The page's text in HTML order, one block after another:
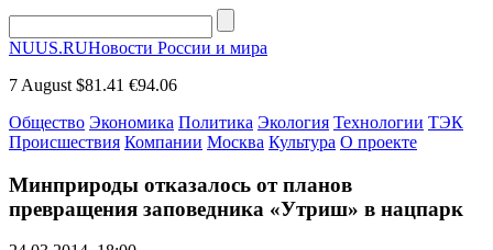
NUUS.RUНовости России и мира
7 August $81.41 €94.06
Общество Экономика Политика Экология Технологии ТЭК
Происшествия Компании Москва Культура О проекте
Минприроды отказалось от планов
превращения заповедника «Утриш» в нацпарк